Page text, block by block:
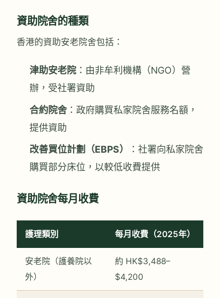
資助院舍的種類
香港的資助安老院舍包括：
津助安老院：由非牟利機構（NGO）營
辦，受社署資助
合約院舍：政府購買私家院舍服務名額，
提供資助
改善買位計劃（EBPS）
：社署向私家院舍
購買部分床位，以較低收費提供
資助院舍每月收費
護理類別 每月收費（2025年）
安老院（護養院以
外）
約 HK$3,488–
$4,200